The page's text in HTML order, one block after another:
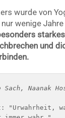
wurde von
wenige
und
Naanak